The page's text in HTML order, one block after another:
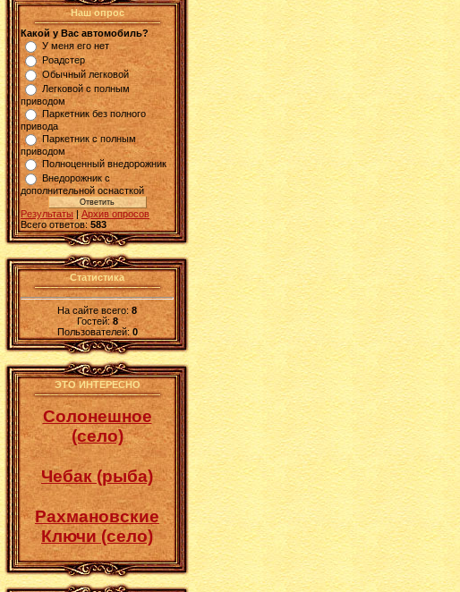
Наш опрос
Какой у Вас автомобиль?
У меня его нет
Роадстер
Обычный легковой
Легковой с полным
приводом
Паркетник без полного
привода
Паркетник с полным
приводом
Полноценный внедорожник
Внедорожник с
дополнительной оснасткой
Результаты |Архив опросов
Всего ответов:583
Статистика
На сайте всего:8
Гостей:8
Пользователей: 0
ЭТО ИНТЕРЕСНО
Солонешное
(село)
Чебак (рыба)
Рахмановские
Ключи (село)